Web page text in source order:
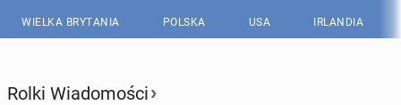
WIELKA BRYTANIA POLSKA USA IRLANDIA
Rolki Wiadomości›